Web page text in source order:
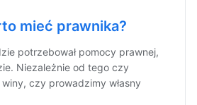
mieć prawnika?
potrzebował pomocy prawnej,
Niezależnie od tego czy
czy prowadzimy własny